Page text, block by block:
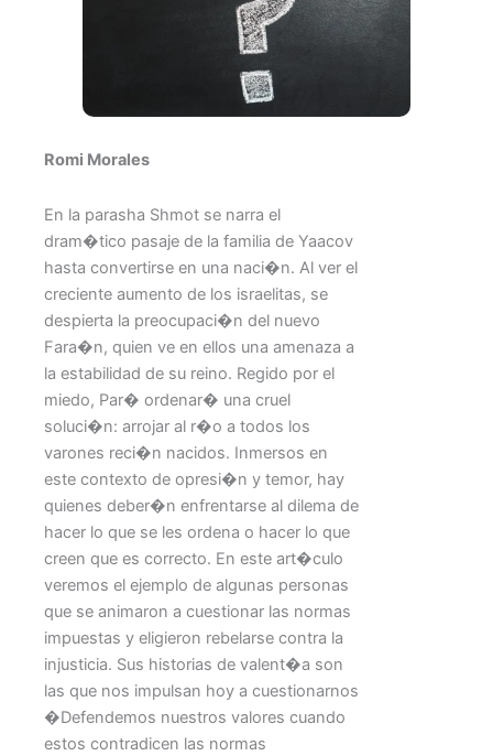
Romi Morales
En la parasha Shmot se narra el
dram�tico pasaje de la familia de Yaacov
hasta convertirse en una naci�n. Al ver el
creciente aumento de los israelitas, se
despierta la preocupaci�n del nuevo
Fara�n, quien ve en ellos una amenaza a
la estabilidad de su reino. Regido por el
miedo, Par� ordenar� una cruel
soluci�n: arrojar al r�o a todos los
varones reci�n nacidos. Inmersos en
este contexto de opresi�n y temor, hay
quienes deber�n enfrentarse al dilema de
hacer lo que se les ordena o hacer lo que
creen que es correcto. En este art�culo
veremos el ejemplo de algunas personas
que se animaron a cuestionar las normas
impuestas y eligieron rebelarse contra la
injusticia. Sus historias de valent�a son
las que nos impulsan hoy a cuestionarnos
�Defendemos nuestros valores cuando
estos contradicen las normas